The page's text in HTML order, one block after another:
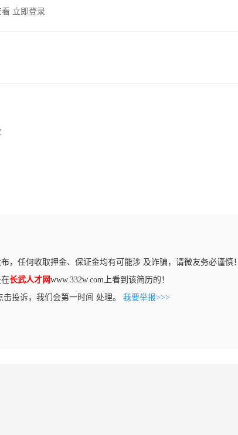
立即登录
，任何收取押金、保证金均有可能涉 及诈骗，请微友务必谨慎！
长武人才网www.332w.com上看到该简历的！
投诉，我们会第一时间 处理。 我要举报>>>